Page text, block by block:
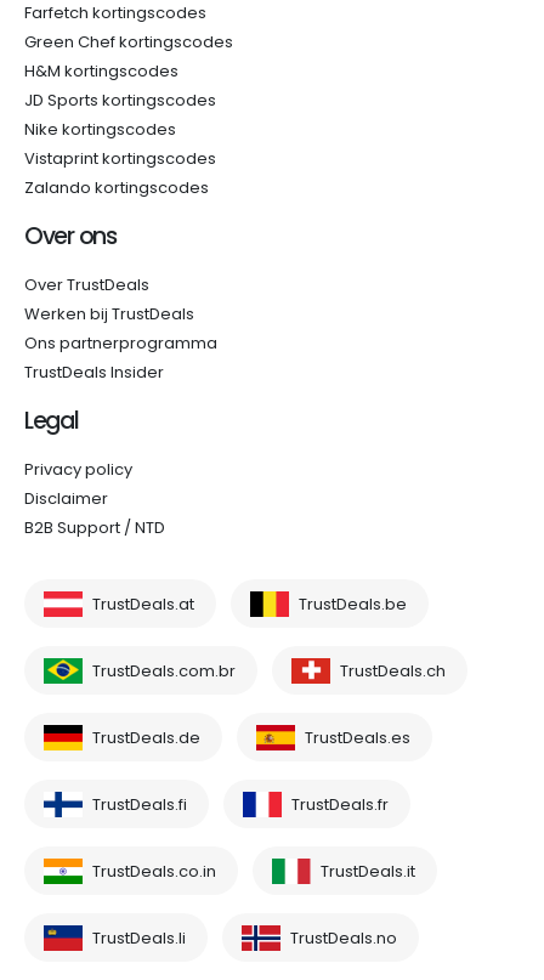
Farfetch kortingscodes
Green Chef kortingscodes
H&M kortingscodes
JD Sports kortingscodes
Nike kortingscodes
Vistaprint kortingscodes
Zalando kortingscodes
Over ons
Over TrustDeals
Werken bij TrustDeals
Ons partnerprogramma
TrustDeals Insider
Legal
Privacy policy
Disclaimer
B2B Support / NTD
TrustDeals.at TrustDeals.be
TrustDeals.com.br TrustDeals.ch
TrustDeals.de TrustDeals.es
TrustDeals.fi TrustDeals.fr
TrustDeals.co.in TrustDeals.it
TrustDeals.li TrustDeals.no